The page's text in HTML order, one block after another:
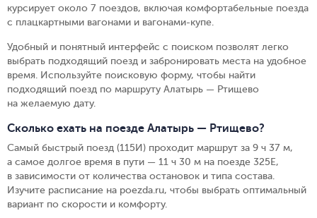
курсирует около 7 поездов, включая комфортабельные поезда
с плацкартными вагонами и вагонами-купе.
Удобный и понятный интерфейс с поиском позволят легко
выбрать подходящий поезд и забронировать места на удобное
время. Используйте поисковую форму, чтобы найти
подходящий поезд по маршруту Алатырь — Ртищево
на желаемую дату.
Сколько ехать на поезде Алатырь — Ртищево?
Самый быстрый поезд (115И) проходит маршрут за 9 ч 37 м,
а самое долгое время в пути — 11 ч 30 м на поезде 325Е,
в зависимости от количества остановок и типа состава.
Изучите расписание на poezda.ru, чтобы выбрать оптимальный
вариант по скорости и комфорту.